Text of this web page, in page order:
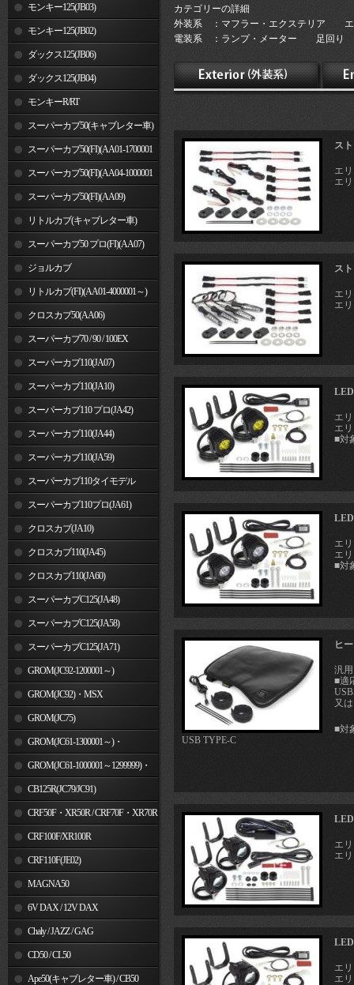
モンキー125(JB03)
モンキー125(JB02)
ダックス125(JB06)
ダックス125(JB04)
モンキーR/RT
スーパーカブ50(キャブレター車)
スーパーカブ50(FI)(AA01-1700001
～) スーパーカブ50(FI)(AA04-1000001
～) スーパーカブ50(FI)(AA09)
リトルカブ(キャブレター車)
スーパーカブ50 プロ(FI)(AA07)
ジョルカブ
リトルカブ(FI)(AA01-4000001～)
クロスカブ50(AA06)
スーパーカブ70 / 90 / 100EX
スーパーカブ110(JA07)
スーパーカブ110(JA10)
スーパーカブ110 プロ(JA42)
スーパーカブ110(JA44)
スーパーカブ110(JA59)
スーパーカブ110タイモデル
(MLHJA56)
スーパーカブ110プロ(JA61)
クロスカブ(JA10)
クロスカブ110(JA45)
クロスカブ110(JA60)
スーパーカブC125(JA48)
スーパーカブC125(JA58)
スーパーカブC125(JA71)
GROM(JC92-1200001～)
GROM(JC92)・MSX
GROM(MLHJC92)
GROM(JC75)
GROM(JC61-1300001～)・
MSX125SF
GROM(JC61-1000001～1299999)・
MSX125CB125R(JC79/JC91)
CRF50F・XR50R / CRF70F・XR70R
CRF100F/XR100R
CRF110F(JE02)
MAGNA50
6V DAX / 12V DAX
Chaly / JAZZ / GAG
CD50 / CL50
Ape50(キャブレター車) / CB50
カテゴリーの詳細
外装系 ：マフラー・エクステリア エ
電装系 ：ランプ・メーター 足回り
ス
エ
エ
ス
エ
エ
エ
エ
■対
エ
エ
■対
ヒ
汎用
■適
又
■対
USB TYPE-C
エ
エ
エ
エ